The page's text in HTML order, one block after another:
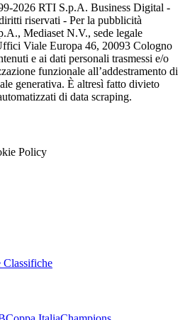
2026 RTI S.p.A. Business Digital -
riservati - Per la pubblicità
Mediaset N.V., sede legale
Viale Europa 46, 20093 Cologno
e ai dati personali trasmessi e/o
funzionale all’addestramento di
generativa. È altresì fatto divieto
di data scraping.
Policy
Classifiche